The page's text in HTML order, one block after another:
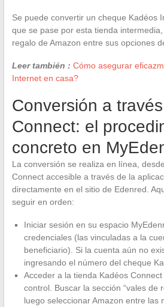
Se puede convertir un cheque Kadéos
que se pase por esta tienda
regalo de Amazon entre sus opciones
Leer también : Cómo asegurar
Internet en casa?
Conversión a
Connect: el
concreto en
La conversión se realiza en línea,
Connect accesible a través de la
directamente en el sitio de Edenred.
seguir en orden:
Iniciar sesión en su espacio
credenciales (las vinculadas a la
beneficiario). Si la cuenta aún no
ingresando el número del cheque
Acceder a la tienda Kadéos
control. Buscar la sección “vales de
luego seleccionar Amazon entre las